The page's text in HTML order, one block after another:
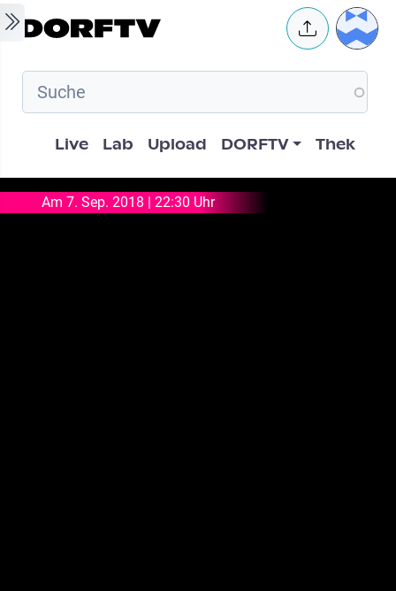
Skip to main content User
Hauptnavigation
Live Lab Upload DORFTV Thek
Am 7. Sep. 2018 | 22:30 Uhr